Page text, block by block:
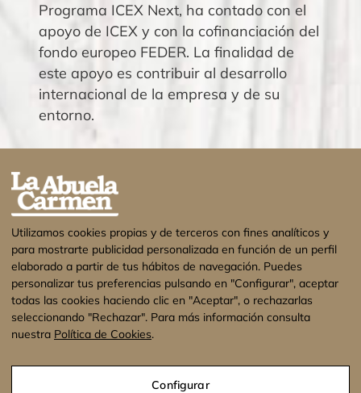
¡Estamos de vacaciones! No se enviarán
pedidos hasta el 17 de Agosto. Muchas
Programa ICEX Next, ha contado con el
apoyo de ICEX y con la cofinanciación del
fondo europeo FEDER. La finalidad de
este apoyo es contribuir al desarrollo
internacional de la empresa y de su
entorno.
Utilizamos cookies propias y de terceros con fines analíticos y
para mostrarte publicidad personalizada en función de un perfil
elaborado a partir de tus hábitos de navegación. Puedes
personalizar tus preferencias pulsando en "Configurar", aceptar
todas las cookies haciendo clic en "Aceptar", o rechazarlas
seleccionando "Rechazar". Para más información consulta
nuestra Política de Cookies.
Configurar